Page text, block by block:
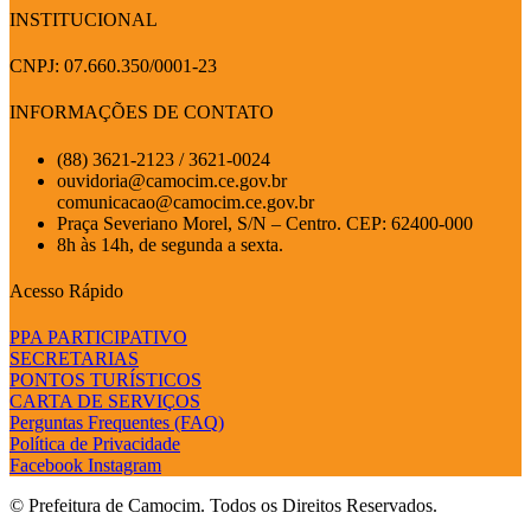
INSTITUCIONAL
CNPJ: 07.660.350/0001-23
INFORMAÇÕES DE CONTATO
(88) 3621-2123 / 3621-0024
ouvidoria@camocim.ce.gov.br
comunicacao@camocim.ce.gov.br
Praça Severiano Morel, S/N – Centro. CEP: 62400-000
8h às 14h, de segunda a sexta.
Acesso Rápido
PPA PARTICIPATIVO
SECRETARIAS
PONTOS TURÍSTICOS
CARTA DE SERVIÇOS
Perguntas Frequentes (FAQ)
Política de Privacidade
Facebook Instagram
© Prefeitura de Camocim. Todos os Direitos Reservados.